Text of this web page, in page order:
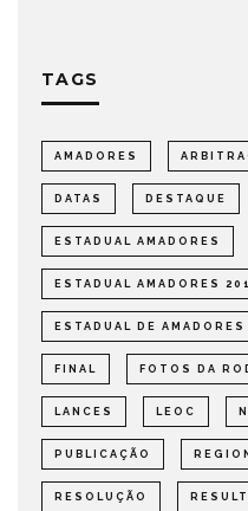
TAGS
AMADORES
DATAS DESTAQUE
ESTADUAL AMADORES
ESTADUAL AMADORES
ESTADUAL DE AMADORES
FINAL FOTOS DA
LANCES LEOC
PUBLICAÇÃO
RESOLUÇÃO